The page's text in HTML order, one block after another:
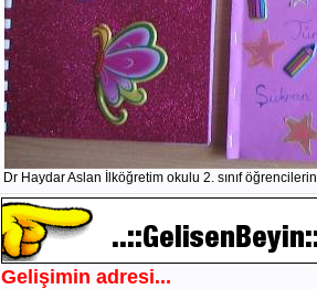
Dr Haydar Aslan İlköğretim okulu 2. sınıf
Gelişimin adresi...